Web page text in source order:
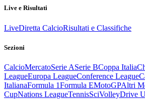
Live e Risultati
LiveDiretta CalcioRisultati e Classifiche
Sezioni
CalcioMercatoSerie ASerie BCoppa Italia
LeagueEuropa LeagueConference League
ItalianaFormula 1Formula EMotoGPAltri
CupNations LeagueTennisSciVolleyDrive